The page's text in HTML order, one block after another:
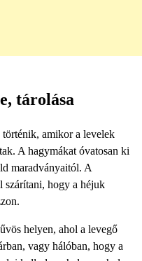
tárolása
történik, amikor a levelek
A hagymákat óvatosan ki
maradványaitól. A
szárítani, hogy a héjuk
helyen, ahol a levegő
vagy hálóban, hogy a